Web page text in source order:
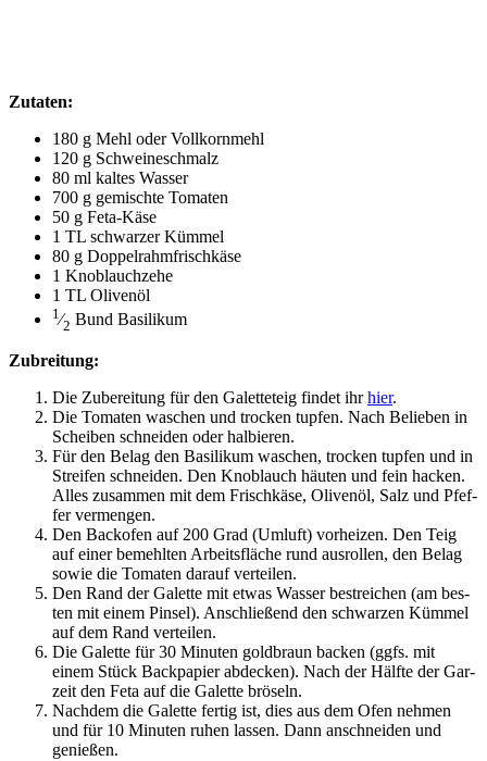
Zuta­ten:
180 g Mehl oder Vollkornmehl
120 g Schweineschmalz
80 ml kal­tes Wasser
700 g gemisch­te Tomaten
50 g Feta-Käse
1 TL schwar­zer Kümmel
80 g Doppelrahmfrischkäse
1 Knob­lauch­ze­he
1 TL Olivenöl
1 ⁄2 Bund Basilikum
Zubrei­tung:
Die Zube­rei­tung für den Galet­te­teig fin­det ihrhier.
Die Toma­ten waschen und tro­cken tup­fen. Nach Belie­ben in
Schei­ben schnei­den oder halbieren.
Für den Belag den Basi­li­kum waschen, tro­cken tup­fen und in
Strei­fen schnei­den. Den Knob­lauch häu­ten und fein hacken.
Alles zusam­men mit dem Frisch­kä­se, Oli­ven­öl, Salz und Pfef­
fer vermengen.
Den Back­ofen auf 200 Grad (Umluft) vor­hei­zen. Den Teig
auf einer bemehl­ten Arbeits­flä­che rund aus­rol­len, den Belag
sowie die Toma­ten dar­auf verteilen.
Den Rand der Galet­te mit etwas Was­ser bestrei­chen (am bes­
ten mit einem Pin­sel). Anschlie­ßend den schwar­zen Küm­mel
auf dem Rand verteilen.
Die Galet­te für 30 Minu­ten gold­braun backen (ggfs. mit
einem Stück Back­pa­pier abde­cken). Nach der Hälf­te der Gar­
zeit den Feta auf die Galet­te bröseln.
Nach­dem die Galet­te fer­tig ist, dies aus dem Ofen neh­men
und für 10 Minu­ten ruhen las­sen. Dann anschnei­den und
genießen.